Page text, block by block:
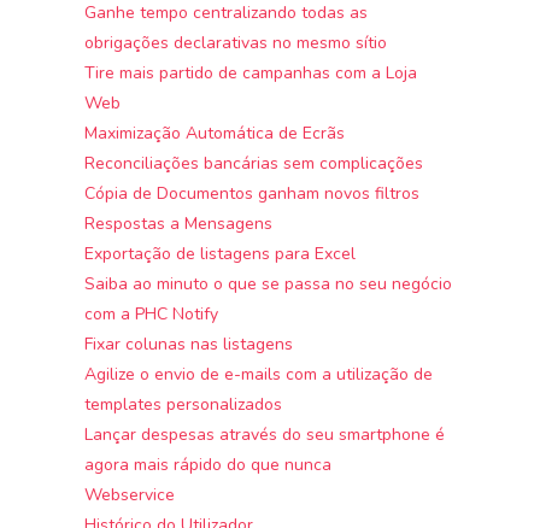
Ganhe tempo centralizando todas as
obrigações declarativas no mesmo sítio
Tire mais partido de campanhas com a Loja
Web
Maximização Automática de Ecrãs
Reconciliações bancárias sem complicações
Cópia de Documentos ganham novos filtros
Respostas a Mensagens
Exportação de listagens para Excel
Saiba ao minuto o que se passa no seu negócio
com a PHC Notify
Fixar colunas nas listagens
Agilize o envio de e-mails com a utilização de
templates personalizados
Lançar despesas através do seu smartphone é
agora mais rápido do que nunca
Webservice